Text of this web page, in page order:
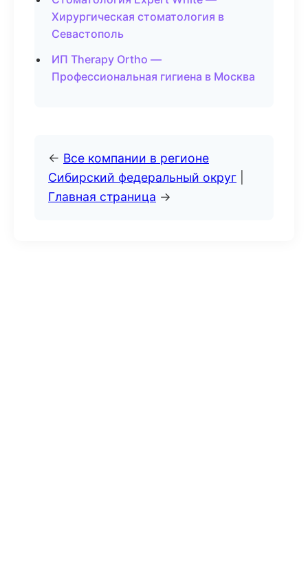
Хирургическая стоматология в
Севастополь
ИП Therapy Ortho —
Профессиональная гигиена в Москва
← Все компании в регионе
Сибирский федеральный округ
Главная страница →